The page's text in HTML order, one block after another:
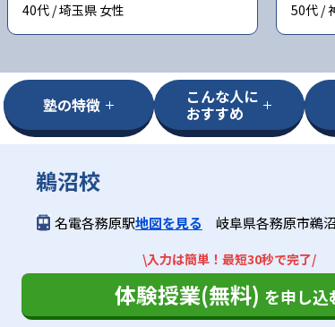
40代 / 埼玉県 女性
50代 /
塾の特徴 こんな人に
おすすめ
鵜沼校
名電各務原駅地図を見る 岐阜県各務原市鵜
\入力は簡単！最短30秒で完了/
体験授業(無料) を申し込